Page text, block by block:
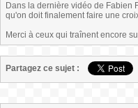
Dans la dernière vidéo de Fabien
qu'on doit finalement faire une
Merci à ceux qui traînent encore
Partagez ce sujet :